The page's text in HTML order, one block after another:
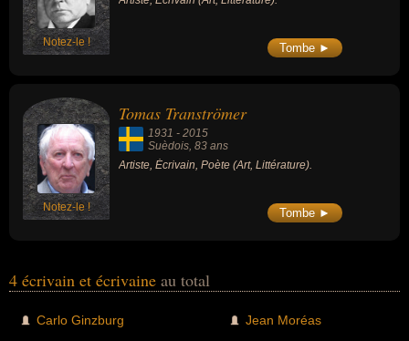
Notez-le ! Tombe ►
Notez-le !
Tomas Tranströmer
1931 - 2015
Suèdois , 83 ans
Artiste, Écrivain, Poète (Art, Littérature).
Tombe ►
4 écrivain et écrivaine au total
Carlo Ginzburg
Jean Moréas